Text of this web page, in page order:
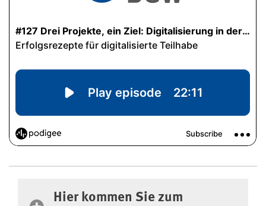
Hier kommen Sie zum Transkript dieser
Hier kommen Sie zum